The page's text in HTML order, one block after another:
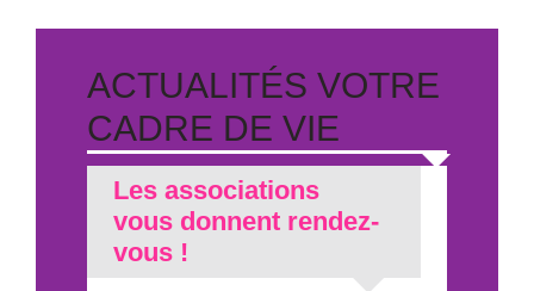
ACTUALITÉS VOTRE
CADRE DE VIE
Les associations
vous donnent rendez-
vous !